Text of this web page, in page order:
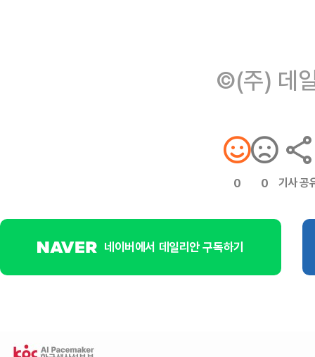
©(주) 데
0 0 기사 공
네이버에서 데일리안 구독하기